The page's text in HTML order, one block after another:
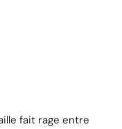
fait rage entre